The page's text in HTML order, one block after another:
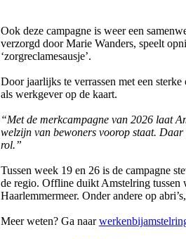
Ook deze campagne is weer een
verzorgd door Marie Wanders, speelt
‘zorgreclamesausje’.
Door jaarlijks te verrassen met een
als werkgever op de kaart.
“Met de merkcampagne van 2026 laat
welzijn van bewoners voorop staat. Daar
rol.”
Tussen week 19 en 26 is de campagne
de regio. Offline duikt Amstelring tussen
Haarlemmermeer. Onder andere op
Meer weten? Ga naar